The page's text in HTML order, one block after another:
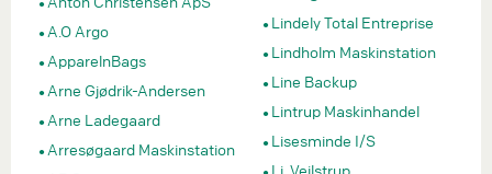
A.O Argo
ApparelnBags
Arne Gjødrik-Andersen
Arne Ladegaard
Arresøgaard Maskinstation
Lindely Total Entreprise
Lindholm Maskinstation
Line Backup
Lintrup Maskinhandel
Lisesminde I/S
Li. Vejlstrup